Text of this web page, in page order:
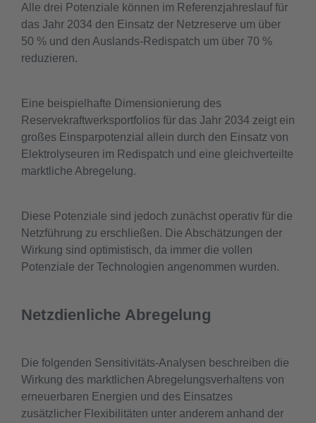
Alle drei Potenziale können im Referenzjahreslauf für
das Jahr 2034 den Einsatz der Netzreserve um über
50 % und den Auslands-Redispatch um über 70 %
reduzieren.
Eine beispielhafte Dimensionierung des
Reservekraftwerksportfolios für das Jahr 2034 zeigt ein
großes Einsparpotenzial allein durch den Einsatz von
Elektrolyseuren im Redispatch und eine gleichverteilte
marktliche Abregelung.
Diese Potenziale sind jedoch zunächst operativ für die
Netzführung zu erschließen. Die Abschätzungen der
Wirkung sind optimistisch, da immer die vollen
Potenziale der Technologien angenommen wurden.
Netzdienliche Abregelung
Die folgenden Sensitivitäts-Analysen beschreiben die
Wirkung des marktlichen Abregelungsverhaltens von
erneuerbaren Energien und des Einsatzes
zusätzlicher Flexibilitäten unter anderem anhand der